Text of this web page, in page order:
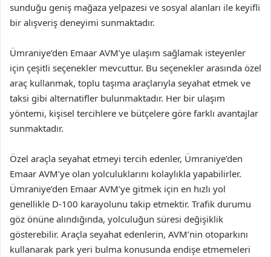
sunduğu geniş mağaza yelpazesi ve sosyal alanları ile keyifli
bir alışveriş deneyimi sunmaktadır.
Ümraniye’den Emaar AVM’ye ulaşım sağlamak isteyenler
için çeşitli seçenekler mevcuttur. Bu seçenekler arasında özel
araç kullanmak, toplu taşıma araçlarıyla seyahat etmek ve
taksi gibi alternatifler bulunmaktadır. Her bir ulaşım
yöntemi, kişisel tercihlere ve bütçelere göre farklı avantajlar
sunmaktadır.
Özel araçla seyahat etmeyi tercih edenler, Ümraniye’den
Emaar AVM’ye olan yolculuklarını kolaylıkla yapabilirler.
Ümraniye’den Emaar AVM’ye gitmek için en hızlı yol
genellikle D-100 karayolunu takip etmektir. Trafik durumu
göz önüne alındığında, yolculuğun süresi değişiklik
gösterebilir. Araçla seyahat edenlerin, AVM’nin otoparkını
kullanarak park yeri bulma konusunda endişe etmemeleri